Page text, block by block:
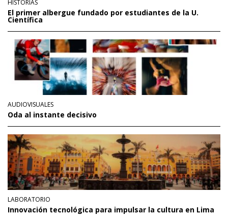
HISTORIAS
El primer albergue fundado por estudiantes de la U.
Científica
AUDIOVISUALES
Oda al instante decisivo
LABORATORIO
Innovación tecnológica para impulsar la cultura en Lima